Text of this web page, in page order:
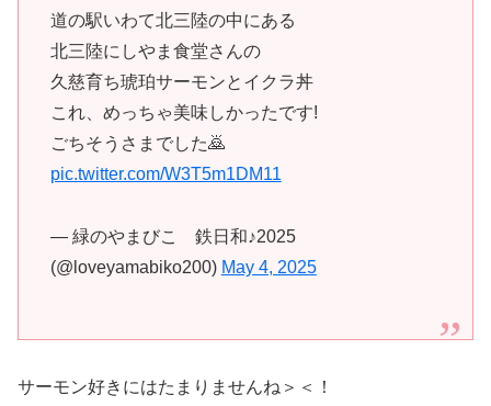
道の駅いわて北三陸の中にある
北三陸にしやま食堂さんの
久慈育ち琥珀サーモンとイクラ丼
これ、めっちゃ美味しかったです!
ごちそうさまでした🙇
pic.twitter.com/W3T5m1DM11
— 緑のやまびこ 鉄日和♪2025
(@loveyamabiko200) May 4, 2025
サーモン好きにはたまりませんね＞＜！